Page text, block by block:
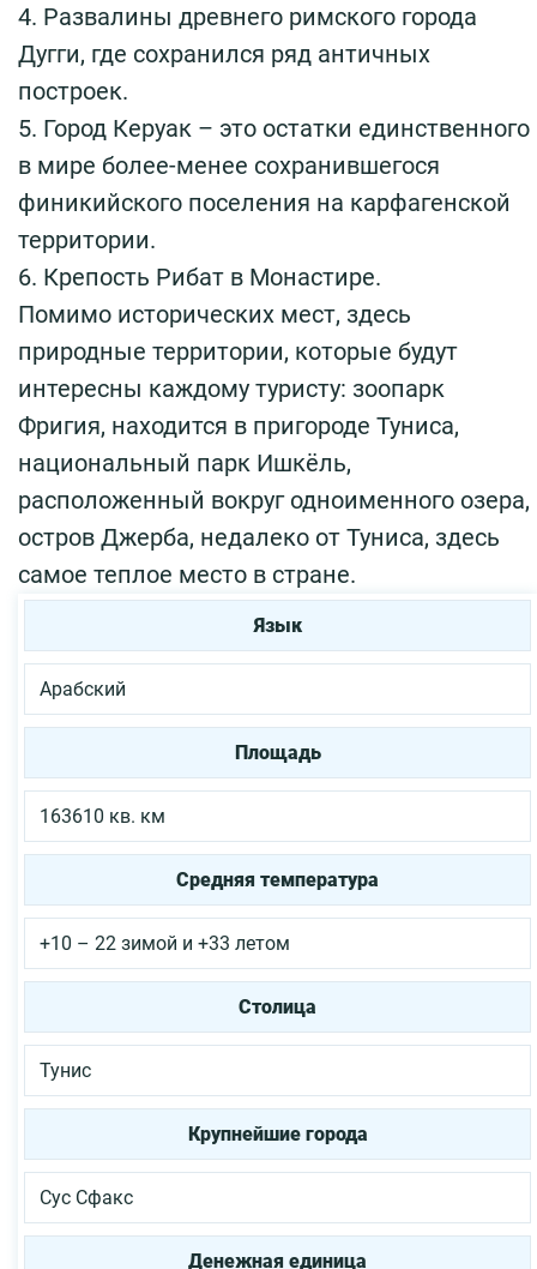
4. Развалины древнего римского города
Дугги, где сохранился ряд античных
построек.
5. Город Керуак – это остатки единственного
в мире более-менее сохранившегося
финикийского поселения на карфагенской
территории.
6. Крепость Рибат в Монастире.
Помимо исторических мест, здесь
природные территории, которые будут
интересны каждому туристу: зоопарк
Фригия, находится в пригороде Туниса,
национальный парк Ишкёль,
расположенный вокруг одноименного озера,
остров Джерба, недалеко от Туниса, здесь
самое теплое место в стране.
Язык
Арабский
Площадь
163610 кв. км
Средняя температура
+10 – 22 зимой и +33 летом
Столица
Тунис
Крупнейшие города
Сус Сфакс
Денежная единица